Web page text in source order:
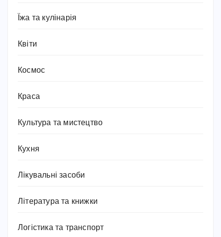
Їжа та кулінарія
Квіти
Космос
Краса
Культура та мистецтво
Кухня
Лікувальні засоби
Література та книжки
Логістика та транспорт